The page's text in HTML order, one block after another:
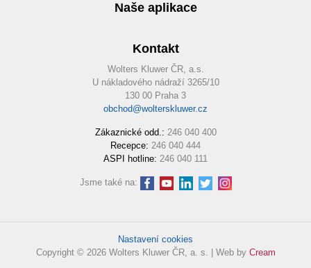
Naše aplikace
Kontakt
Wolters Kluwer ČR, a.s.
U nákladového nádraží 3265/10
130 00 Praha 3
obchod@wolterskluwer.cz
Zákaznické odd.: 246 040 400
Recepce: 246 040 444
ASPI hotline: 246 040 111
Jsme také na:
Nastavení cookies
Copyright © 2026 Wolters Kluwer ČR, a. s. | Web by Cream